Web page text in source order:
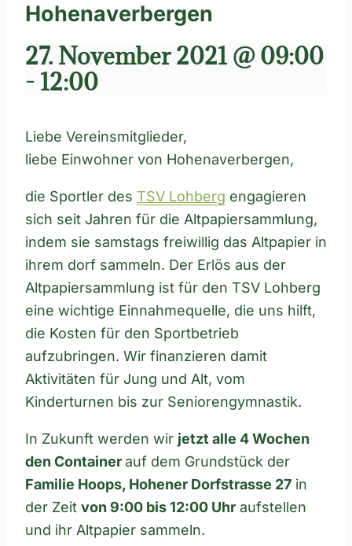
Hohenaverbergen
27. November 2021 @ 09:00
- 12:00
Liebe Vereinsmitglieder,
liebe Einwohner von Hohenaverbergen,
die Sportler des TSV Lohberg engagieren
sich seit Jahren für die Altpapiersammlung,
indem sie samstags freiwillig das Altpapier in
ihrem dorf sammeln. Der Erlös aus der
Altpapiersammlung ist für den TSV Lohberg
eine wichtige Einnahmequelle, die uns hilft,
die Kosten für den Sportbetrieb
aufzubringen. Wir finanzieren damit
Aktivitäten für Jung und Alt, vom
Kinderturnen bis zur Seniorengymnastik.
In Zukunft werden wir jetzt alle 4 Wochen
den Containerauf dem Grundstück der
Familie Hoops, Hohener Dorfstrasse 27 in
der Zeit von 9:00 bis 12:00 Uhr aufstellen
und ihr Altpapier sammeln.